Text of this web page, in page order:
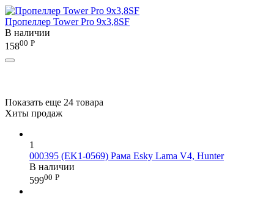
Пропеллер Tower Pro 9x3,8SF
В наличии
15800 Р
Показать еще 24 товара
Хиты продаж
1
000395 (EK1-0569) Рама Esky Lama V4, Hunter
В наличии
59900 Р